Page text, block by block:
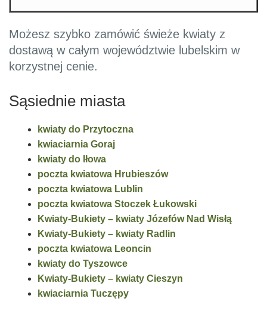
Możesz szybko zamówić świeże kwiaty z
dostawą w całym województwie lubelskim w
korzystnej cenie.
Sąsiednie miasta
kwiaty do Przytoczna
kwiaciarnia Goraj
kwiaty do Iłowa
poczta kwiatowa Hrubieszów
poczta kwiatowa Lublin
poczta kwiatowa Stoczek Łukowski
Kwiaty-Bukiety – kwiaty Józefów Nad Wisłą
Kwiaty-Bukiety – kwiaty Radlin
poczta kwiatowa Leoncin
kwiaty do Tyszowce
Kwiaty-Bukiety – kwiaty Cieszyn
kwiaciarnia Tuczępy